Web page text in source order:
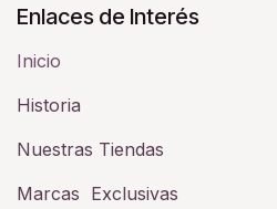
Enlaces de Interés
Inicio
Historia​
Nuestras Tiendas
Marcas Exclusivas